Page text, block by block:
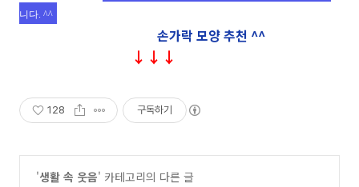
니다. ^^
손가락 모양 추천 ^^
↓↓↓
128 구독하기
'생활 속 웃음' 카테고리의 다른 글